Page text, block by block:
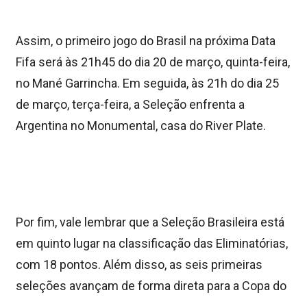
Assim, o primeiro jogo do Brasil na próxima Data
Fifa será às 21h45 do dia 20 de março, quinta-feira,
no Mané Garrincha. Em seguida, às 21h do dia 25
de março, terça-feira, a Seleção enfrenta a
Argentina no Monumental, casa do River Plate.
Por fim, vale lembrar que a Seleção Brasileira está
em quinto lugar na classificação das Eliminatórias,
com 18 pontos. Além disso, as seis primeiras
seleções avançam de forma direta para a Copa do